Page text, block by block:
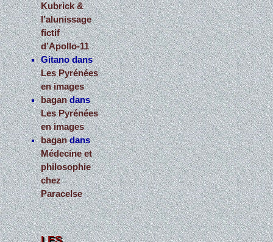
Kubrick &
l’alunissage
fictif
d’Apollo-11
Gitanodans
Les Pyrénées
en images
bagandans
Les Pyrénées
en images
bagandans
Médecine et
philosophie
chez
Paracelse
LES